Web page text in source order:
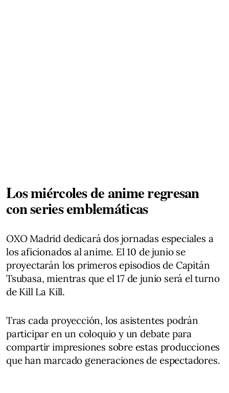
Los miércoles de anime regresan
con series emblemáticas
OXO Madrid dedicará dos jornadas especiales a
los aficionados al anime. El 10 de junio se
proyectarán los primeros episodios de Capitán
Tsubasa, mientras que el 17 de junio será el turno
de Kill La Kill.
Tras cada proyección, los asistentes podrán
participar en un coloquio y un debate para
compartir impresiones sobre estas producciones
que han marcado generaciones de espectadores.